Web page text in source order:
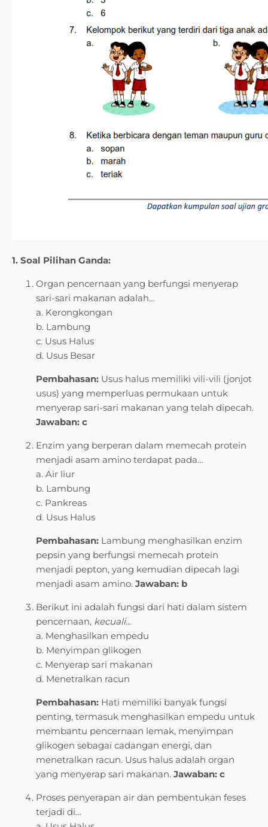
1. Soal Pilihan Ganda:
Organ pencernaan yang berfungsi menyerap
sari-sari makanan adalah…
a. Kerongkongan
b. Lambung
c. Usus Halus
d. Usus Besar
Pembahasan: Usus halus memiliki vili-vili (jonjot
usus) yang memperluas permukaan untuk
menyerap sari-sari makanan yang telah dipecah.
Jawaban: c
Enzim yang berperan dalam memecah protein
menjadi asam amino terdapat pada…
a. Air liur
b. Lambung
c. Pankreas
d. Usus Halus
Pembahasan: Lambung menghasilkan enzim
pepsin yang berfungsi memecah protein
menjadi pepton, yang kemudian dipecah lagi
menjadi asam amino. Jawaban: b
Berikut ini adalah fungsi dari hati dalam sistem
pencernaan, kecuali…
a. Menghasilkan empedu
b. Menyimpan glikogen
c. Menyerap sari makanan
d. Menetralkan racun
Pembahasan: Hati memiliki banyak fungsi
penting, termasuk menghasilkan empedu untuk
membantu pencernaan lemak, menyimpan
glikogen sebagai cadangan energi, dan
menetralkan racun. Usus halus adalah organ
yang menyerap sari makanan. Jawaban: c
Proses penyerapan air dan pembentukan feses
terjadi di…